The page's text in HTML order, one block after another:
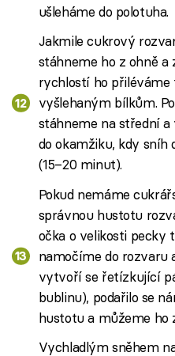
ušleháme do polotuha.
Jakmile cukrový
stáhneme ho z ohně a
rychlostí ho
vyšlehaným bílkům.
stáhneme na střední a
do okamžiku, kdy sníh
(15–20 minut).
Pokud nemáme
správnou hustotu
očka o velikosti pecky
namočíme do rozvaru
vytvoří se řetízkující
bublinu), podařilo se
hustotu a můžeme ho
Vychladlým sněhem